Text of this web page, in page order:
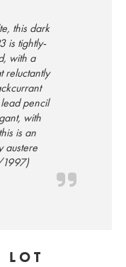
this dark
is tightly-
with a
reluctantly
pencil
with
is an
austere
LOT